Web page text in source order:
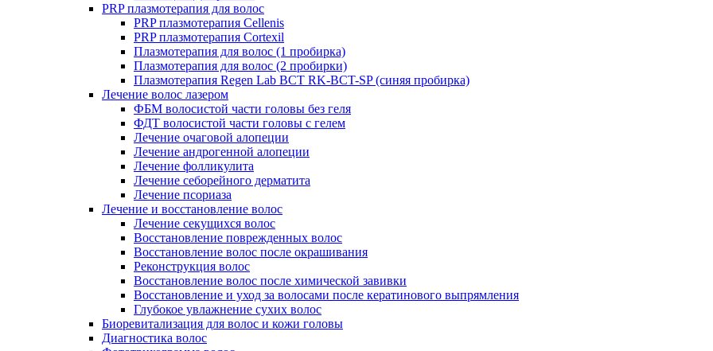
PRP плазмотерапия для волос
PRP плазмотерапия Cellenis
PRP плазмотерапия Cortexil
Плазмотерапия для волос (1 пробирка)
Плазмотерапия для волос (2 пробирки)
Плазмотерапия Regen Lab BCT RK-BCT-SP (синяя пробирка)
Лечение волос лазером
ФБМ волосистой части головы без геля
ФДТ волосистой части головы с гелем
Лечение очаговой алопеции
Лечение андрогенной алопеции
Лечение фолликулита
Лечение себорейного дерматита
Лечение псориаза
Лечение и восстановление волос
Лечение секущихся волос
Восстановление поврежденных волос
Восстановление волос после окрашивания
Реконструкция волос
Восстановление волос после химической завивки
Восстановление и уход за волосами после кератинового выпрямления
Глубокое увлажнение сухих волос
Биоревитализация для волос и кожи головы
Диагностика волос